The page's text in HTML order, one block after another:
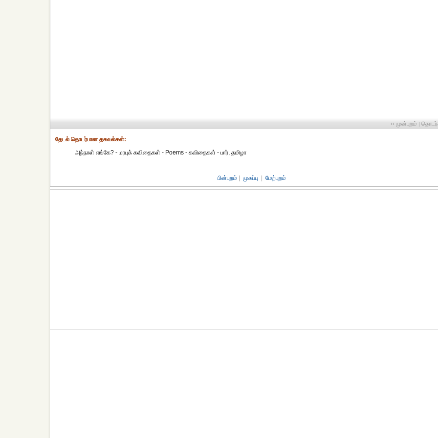
‹‹ முன்புறம் |
தேட‌ல் தொட‌ர்பான தகவ‌ல்க‌ள்:
அந்நாள் எங்கே? - மரபுக் கவிதைகள் - Poems - கவிதைகள் - பார், தமிழா
பின்புறம் முகப்பு மேற்புறம்